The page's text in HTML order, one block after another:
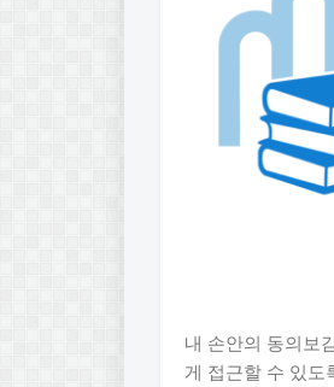
내 손안의 동의보
게 접근할 수 있도